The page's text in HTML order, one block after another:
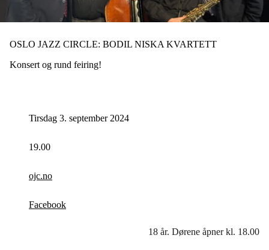
OSLO JAZZ CIRCLE: BODIL NISKA KVARTETT
Konsert og rund feiring!
Tirsdag 3. september 2024
19.00
ojc.no
Facebook
18 år. Dørene åpner kl. 18.00